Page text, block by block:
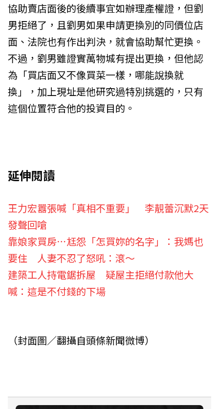
協助賣店面後的後續事宜如辦理產權證，但劉
男拒絕了，且劉男如果申請更換別的同價位店
面、法院也有作出判決，就會協助幫忙更換。
不過，劉男雖證實萬物城有提出更換，但他認
為「買店面又不像買菜一樣，哪能說換就
換」，加上現址是他研究過特別挑選的，只有
這個位置符合他的投資目的。
延伸閱讀
王力宏囂張喊「真相不重要」 李靚蕾沉默2天
發聲回嗆
靠娘家買房⋯尪怨「怎買妳的名字」：我媽也
要住 人妻不忍了怒吼：滾～
建築工人持電鋸拆屋 疑屋主拒絕付款他大
喊：這是不付錢的下場
（封面圖／翻攝自頭條新聞微博）